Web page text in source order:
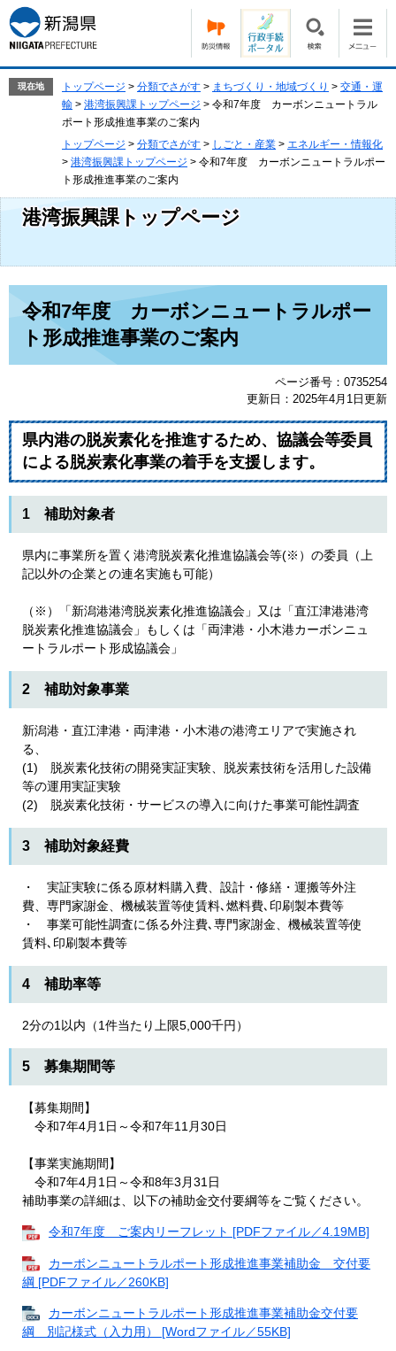
ー
ジ
の
ニ
ュ
ー
文
へ
現在地 トップページ > 分類でさがす > まちづくり・地域づくり > 交通・運
輸 > 港湾振興課トップページ > 令和7年度 カーボンニュートラル
ポート形成推進事業のご案内
トップページ > 分類でさがす > しごと・産業 > エネルギー・情報化
> 港湾振興課トップページ > 令和7年度 カーボンニュートラルポー
ト形成推進事業のご案内
港湾振興課トップページ
令和7年度 カーボンニュートラルポー
ト形成推進事業のご案内
ページ番号：0735254
更新日：2025年4月1日更新
県内港の脱炭素化を推進するため、協議会等委員
による脱炭素化事業の着手を支援します。
1 補助対象者
県内に事業所を置く港湾脱炭素化推進協議会等(※）の委員（上
記以外の企業との連名実施も可能）
（※）「新潟港港湾脱炭素化推進協議会」又は「直江津港港湾
脱炭素化推進協議会」もしくは「両津港・小木港カーボンニュ
ートラルポート形成協議会」
2 補助対象事業
新潟港・直江津港・両津港・小木港の港湾エリアで実施され
る、
(1) 脱炭素化技術の開発実証実験、脱炭素技術を活用した設備
等の運用実証実験
(2) 脱炭素化技術・サービスの導入に向けた事業可能性調査
3 補助対象経費
・ 実証実験に係る原材料購入費、設計・修繕・運搬等外注
費、専門家謝金、機械装置等使賃料､燃料費､印刷製本費等
・ 事業可能性調査に係る外注費､専門家謝金、機械装置等使
賃料､印刷製本費等
4 補助率等
2分の1以内（1件当たり上限5,000千円）
5 募集期間等
【募集期間】
令和7年4月1日～令和7年11月30日
【事業実施期間】
令和7年4月1日～令和8年3月31日
補助事業の詳細は、以下の補助金交付要綱等をご覧ください。
令和7年度 ご案内リーフレット [PDFファイル／4.19MB]
カーボンニュートラルポート形成推進事業補助金 交付要
綱 [PDFファイル／260KB]
カーボンニュートラルポート形成推進事業補助金交付要
綱 別記様式（入力用） [Wordファイル／55KB]